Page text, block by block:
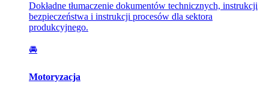
Dokładne tłumaczenie dokumentów technicznych, instrukcji
bezpieczeństwa i instrukcji procesów dla sektora
produkcyjnego.
🚘
Motoryzacja